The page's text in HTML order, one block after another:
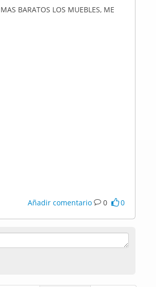
BARATOS LOS MUEBLES, ME
Añadir comentario 0 0